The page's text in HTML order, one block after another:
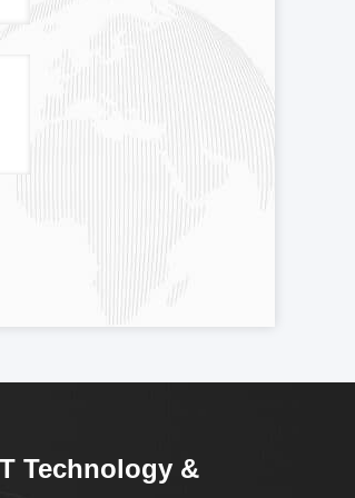
Technology &